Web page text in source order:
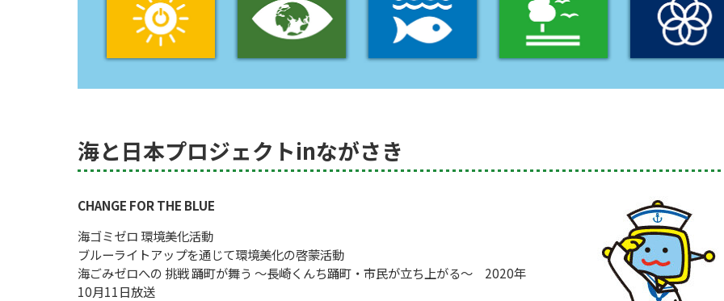
海と日本プロジェクトinながさき
CHANGE FOR THE BLUE
海ゴミゼロ 環境美化活動
ブルーライトアップを通じて環境美化の啓蒙活動
海ごみゼロへの 挑戦 踊町が舞う ～長崎くんち踊町・市民が立ち上がる～ 2020年
10月11日放送